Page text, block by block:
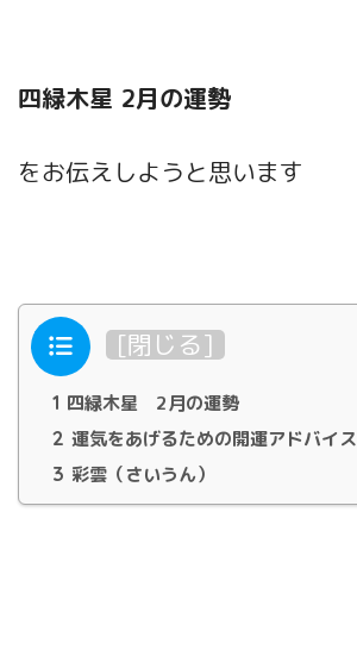
四緑木星 2月の運勢
をお伝えしようと思います
目次 [閉じる]
1 四緑木星 2月の運勢
2 運気をあげるための開運アドバイス
3 彩雲（さいうん）